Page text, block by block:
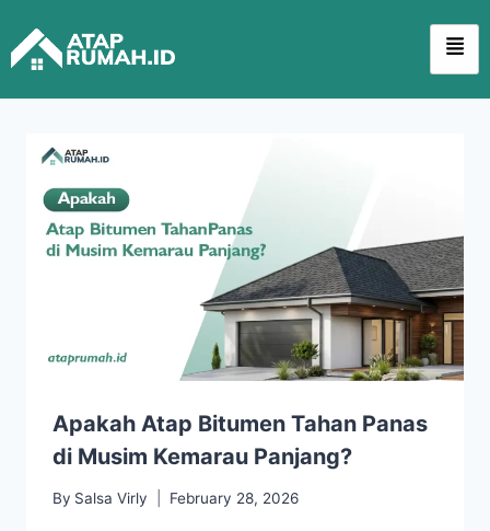
Apakah Atap Bitumen Tahan Panas
di Musim Kemarau Panjang?
By Salsa Virly February 28, 2026